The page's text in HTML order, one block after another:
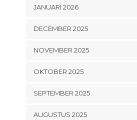
JANUARI 2026
DECEMBER 2025
NOVEMBER 2025
OKTOBER 2025
SEPTEMBER 2025
AUGUSTUS 2025